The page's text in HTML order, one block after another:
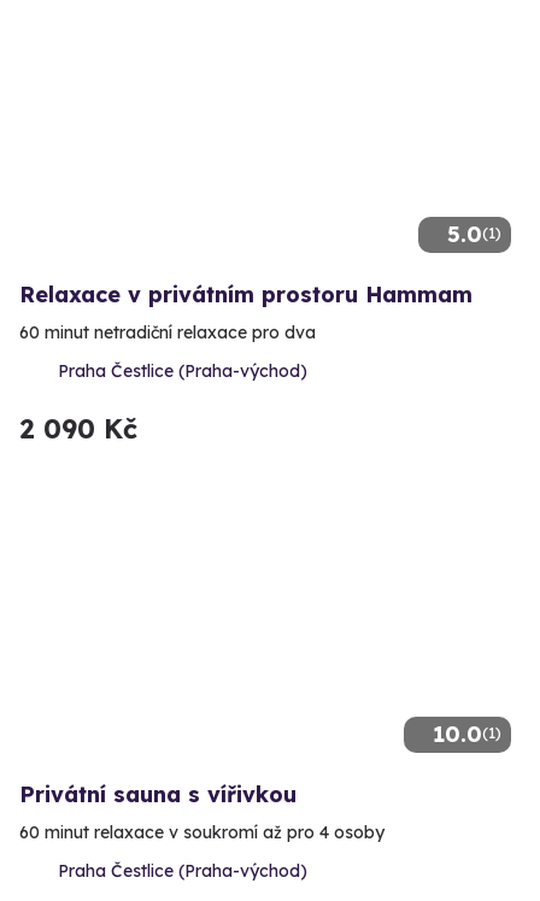
5.0(1)
Relaxace v privátním prostoru Hammam
60 minut netradiční relaxace pro dva
Praha Čestlice (Praha-východ)
2 090 Kč
10.0(1)
Privátní sauna s vířivkou
60 minut relaxace v soukromí až pro 4 osoby
Praha Čestlice (Praha-východ)